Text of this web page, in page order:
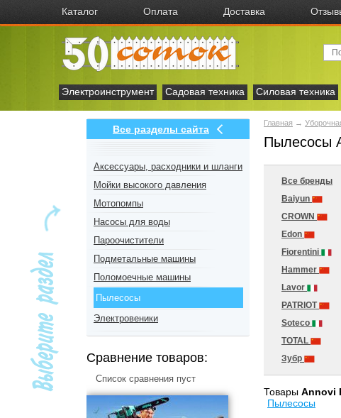
Каталог Оплата Доставка
Электроинструмент
Садовая техника Силовая техника
Все разделы сайта
Аксесcуары, расходники и шланги
Мойки высокого давления
Мотопомпы
Насосы для воды
Пароочистители
Подметальные машины
Поломоечные машины
Пылесосы
Электровеники
Сравнение товаров:
Список сравнения пуст
Главная →
Пылесосы
Все бренды
Baiyun
CROWN
Edon
Fiorentini
Hammer
Lavor
PATRIOT
Soteco
TOTAL
Зубр
Товары Annovi
Пылесосы